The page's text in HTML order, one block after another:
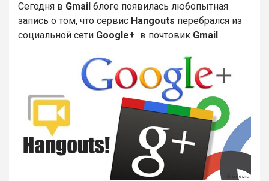
Сегодня в Gmail блоге появилась любопытная
запись о том, что сервис Hangouts перебрался из
социальной сети Google+ в почтовик Gmail.